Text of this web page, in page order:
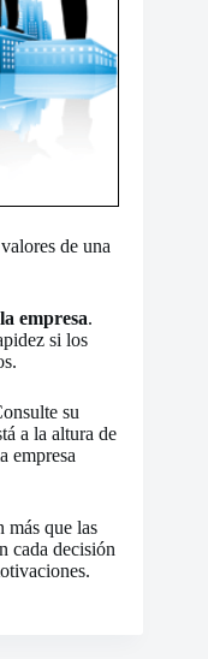
de una
empresa.
si los
su
a la altura de
empresa
más que las
cada decisión